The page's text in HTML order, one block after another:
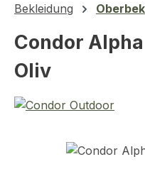
Bekleidung
Condor
Oliv
Bildergalerie